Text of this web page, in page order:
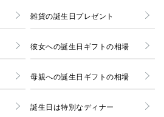
雑貨の誕生日プレゼント
彼女への誕生日ギフトの相場
母親への誕生日ギフトの相場
誕生日は特別なディナー